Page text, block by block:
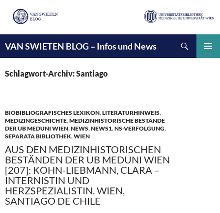
VAN SWIETEN BLOG – Infos und News
INHALT
SPRINGEN
Schlagwort-Archiv: Santiago
BIOBIBLIOGRAFISCHES LEXIKON,LITERATURHINWEIS,
MEDIZINGESCHICHTE,MEDIZINHISTORISCHE BESTÄNDE
DER UB MEDUNI WIEN,NEWS,NEWS1,NS-VERFOLGUNG,
SEPARATA BIBLIOTHEK,WIEN
AUS DEN MEDIZINHISTORISCHEN
BESTÄNDEN DER UB MEDUNI WIEN
[207]: KOHN-LIEBMANN, CLARA –
INTERNISTIN UND
HERZSPEZIALISTIN. WIEN,
SANTIAGO DE CHILE